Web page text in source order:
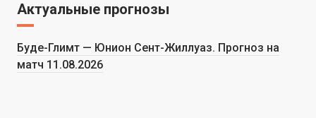
Актуальные прогнозы
Буде-Глимт — Юнион Сент-Жиллуаз. Прогноз на
матч 11.08.2026